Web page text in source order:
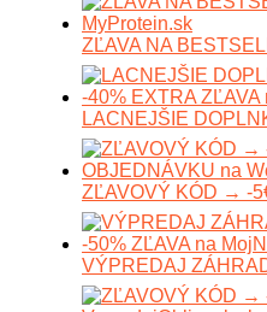
ZĽAVA NA
LACNEJŠIE
ZĽAVOVÝ KÓD → -
VÝPREDAJ